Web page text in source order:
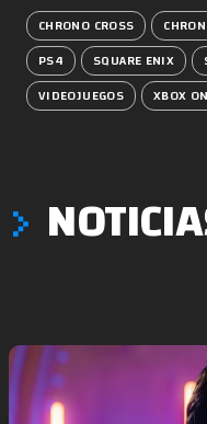
CHRONO CROSS
PS4
SQUARE ENIX
VIDEOJUEGOS
XBOX